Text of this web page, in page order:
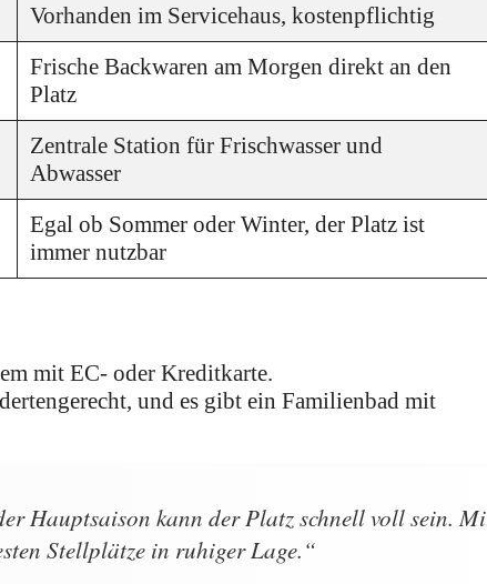
Vorhanden im Servicehaus, kostenpflichtig
Frische Backwaren am Morgen direkt an den
Platz
Zentrale Station für Frischwasser und
Abwasser
Egal ob Sommer oder Winter, der Platz ist
immer nutzbar
mit EC- oder Kreditkarte.
und es gibt ein Familienbad mit
Hauptsaison kann der Platz schnell voll sein.
Stellplätze in ruhiger Lage.“